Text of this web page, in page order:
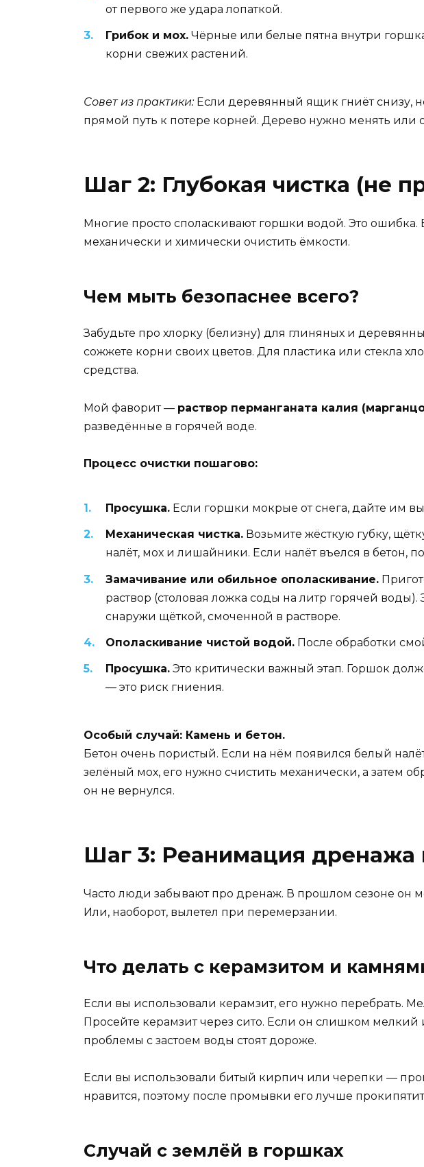
от первого же удара лопаткой.
Грибок и мох. Чёрные или белые пятна внутри
корни свежих растений.
Совет из практики:Если деревянный ящик гниёт снизу,
прямой путь к потере корней. Дерево нужно менять или
Шаг 2: Глубокая чистка (не
Многие просто споласкивают горшки водой. Это
механически и химически очистить ёмкости.
Чем мыть безопаснее всего?
Забудьте про хлорку (белизну) для глиняных и
сожжете корни своих цветов. Для пластика или стекла
средства.
Мой фаворит — раствор перманганата калия
разведённые в горячей воде.
Процесс очистки пошагово:
Просушка. Если горшки мокрые от снега, дайте им
Механическая чистка. Возьмите жёсткую губку,
налёт, мох и лишайники. Если налёт въелся в бетон,
Замачивание или обильное ополаскивание.
раствор (столовая ложка соды на литр горячей
снаружи щёткой, смоченной в растворе.
Ополаскивание чистой водой. После обработки
Просушка. Это критически важный этап. Горшок
— это риск гниения.
Особый случай: Камень и бетон.
Бетон очень пористый. Если на нём появился белый
зелёный мох, его нужно счистить механически, а затем
он не вернулся.
Шаг 3: Реанимация дренажа
Часто люди забывают про дренаж. В прошлом сезоне он
Или, наоборот, вылетел при перемерзании.
Что делать с керамзитом и
Если вы использовали керамзит, его нужно перебрать.
Просейте керамзит через сито. Если он слишком
проблемы с застоем воды стоят дороже.
Если вы использовали битый кирпич или черепки —
нравится, поэтому после промывки его лучше
Случай с землёй в горшках